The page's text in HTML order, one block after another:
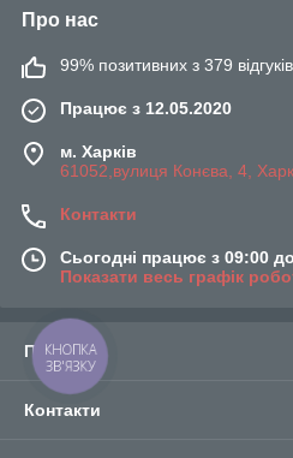
Про нас
99% позитивних з 379
Працює з 12.05.2020
м. Харків
61052,вулиця Конєва, 4,
Контакти
Сьогодні працює з 09:00
Показати весь графік
Про нас
Контакти
КНОПКА
ЗВ'ЯЗКУ